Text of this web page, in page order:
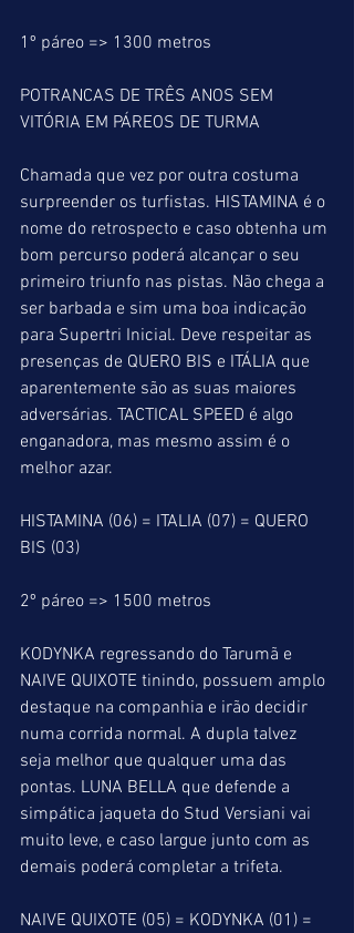
1º páreo => 1300 metros
POTRANCAS DE TRÊS ANOS SEM
VITÓRIA EM PÁREOS DE TURMA
Chamada que vez por outra costuma
surpreender os turfistas. HISTAMINA é o
nome do retrospecto e caso obtenha um
bom percurso poderá alcançar o seu
primeiro triunfo nas pistas. Não chega a
ser barbada e sim uma boa indicação
para Supertri Inicial. Deve respeitar as
presenças de QUERO BIS e ITÁLIA que
aparentemente são as suas maiores
adversárias. TACTICAL SPEED é algo
enganadora, mas mesmo assim é o
melhor azar.
HISTAMINA (06) = ITALIA (07) = QUERO
BIS (03)
2º páreo => 1500 metros
KODYNKA regressando do Tarumã e
NAIVE QUIXOTE tinindo, possuem amplo
destaque na companhia e irão decidir
numa corrida normal. A dupla talvez
seja melhor que qualquer uma das
pontas. LUNA BELLA que defende a
simpática jaqueta do Stud Versiani vai
muito leve, e caso largue junto com as
demais poderá completar a trifeta.
NAIVE QUIXOTE (05) = KODYNKA (01) =